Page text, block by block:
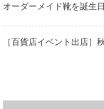
オーダーメイド靴を誕生
［百貨店イベント出店］